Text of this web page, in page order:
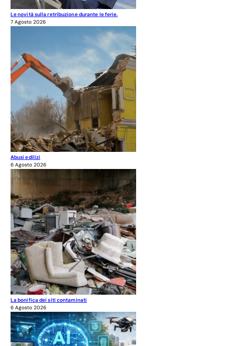
Le novità sulla retribuzione durante le ferie.
7 Agosto 2026
Abusi edilizi
6 Agosto 2026
La bonifica dei siti contaminati
6 Agosto 2026